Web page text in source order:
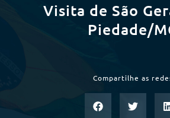
Visita de São
Piedade/
Compartilhe as